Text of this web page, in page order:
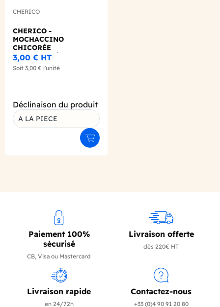
CHERICO
CHERICO -
MOCHACCINO
CHICORÉE
INSTANTANÉE STICK 5G
BIO
3,00 € HT
Soit 3,00 € l'unité
Déclinaison du produit
A LA PIECE
Ajouter au panier
Paiement 100%
sécurisé
CB, Visa ou Mastercard
Livraison offerte
dès 220€ HT
Livraison rapide
en 24/72h
Contactez-nous
+33 (0)4 90 91 20 80